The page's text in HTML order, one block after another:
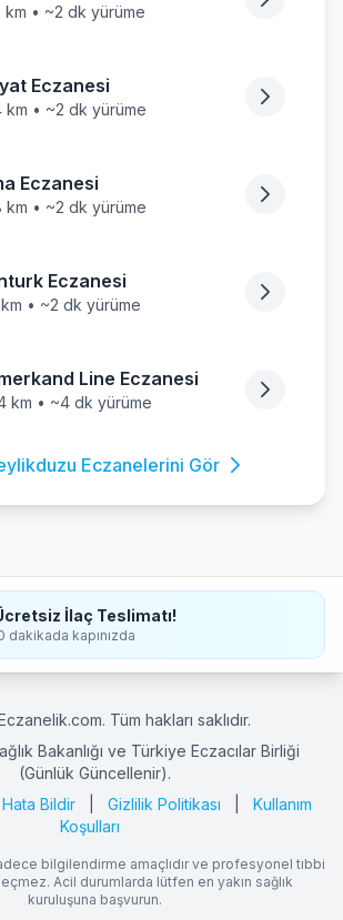
km • ~2 dk yürüme
Eczanesi
km • ~2 dk yürüme
Eczanesi
km • ~2 dk yürüme
Eczanesi
• ~2 dk yürüme
Line Eczanesi
km • ~4 dk yürüme
Eczanelerini Gör
İlaç Teslimatı!
dakikada kapınızda
Tüm hakları saklıdır.
Bakanlığı ve Türkiye Eczacılar Birliği
(Günlük Güncellenir).
Hata Bildir Gizlilik Politikası
Kullanım
Koşulları
bilgilendirme amaçlıdır ve profesyonel tıbbi
Acil durumlarda lütfen en yakın sağlık
kuruluşuna başvurun.